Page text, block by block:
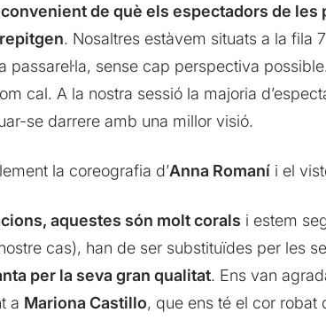
de què els espectadors de
. Nosaltres estàvem situats a la fila
passarel·la, sense cap perspectiva
cal. A la nostra sessió la majoria
se darrere amb una millor visió.
la coreografia d’Anna Romaníi el
aquestes són molt corals i estem
cas), han de ser substituïdes per les
per la seva gran qualitat. Ens van
a Mariona Castillo, que ens té el cor robat